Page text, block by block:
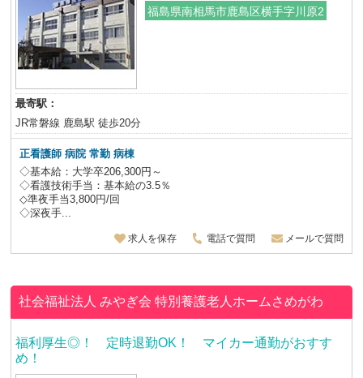
福島県南相馬市鹿島区横手字川原2
最寄駅：
JR常磐線 鹿島駅 徒歩20分
正看護師 病院 常勤 病棟
◇基本給：大学卒206,300円～
◇看護技術手当：基本給の3.5％
◇準夜手当3,800円/回
◇深夜手...
求人を保存 電話で質問 メールで質問
社会福祉法人 みやぎ会特別養護老人ホームさめがわ
福利厚生◎！ 定時退勤OK！ マイカー通勤がおすす
め！